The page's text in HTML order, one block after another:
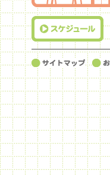
スケジュール
サイトマップ お問